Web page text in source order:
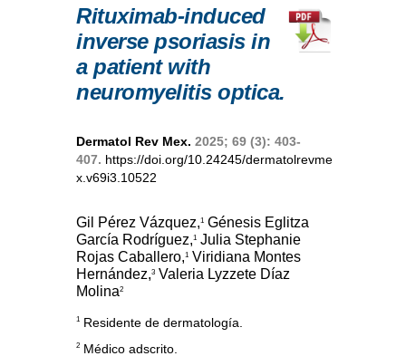
Rituximab-induced
inverse psoriasis in
a patient with
neuromyelitis optica.
Dermatol Rev Mex. 2025; 69 (3): 403-
407. https://doi.org/10.24245/dermatolrevme
x.v69i3.10522
Gil Pérez Vázquez,1
Génesis Eglitza
García Rodríguez,1
Julia Stephanie
Rojas Caballero,1
Viridiana Montes
Hernández,3 Valeria Lyzzete Díaz
Molina2
1 Residente de dermatología.
2 Médico adscrito.